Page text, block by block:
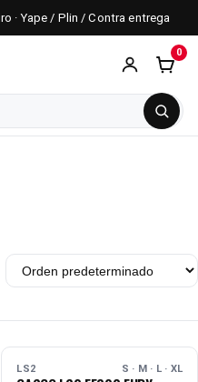
· Yape / Plin / Contra entrega
0
AGOTADO
LS2 S · M · L · XL